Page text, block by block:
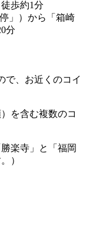
歩約1分
」）から「箱崎
分
で、お近くのコイ
を含む複数のコ
楽寺」と「福岡
）